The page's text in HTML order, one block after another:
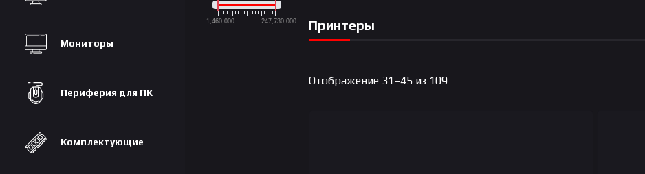
Мониторы
Периферия для ПК
Комплектующие
1,460,000 247,730,000 Принтеры
Отображение 31–45 из 109Цены: